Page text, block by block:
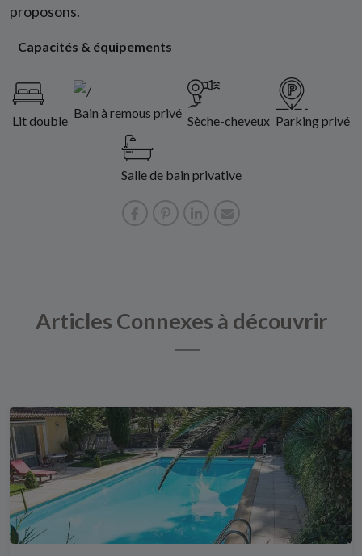
proposons.
Capacités & équipements
Lit double
Bain à remous privé
Sèche-cheveux Parking privé
Salle de bain privative
Articles Connexes à découvrir